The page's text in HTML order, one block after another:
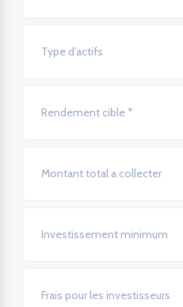
Type d’actifs
Rendement cible *
Montant total a collecter
Investissement minimum
Frais pour les investisseurs